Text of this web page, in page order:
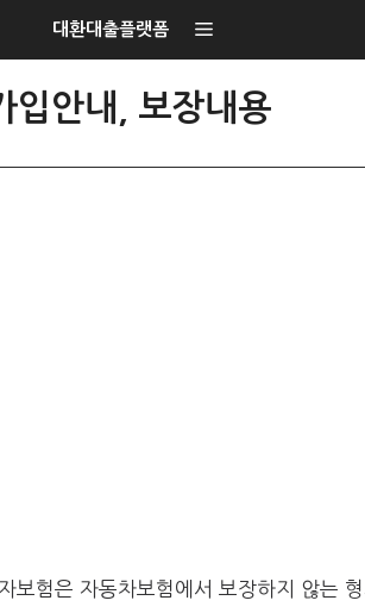
대환대출플랫폼
입안내, 보장내용
보험은 자동차보험에서 보장하지 않는